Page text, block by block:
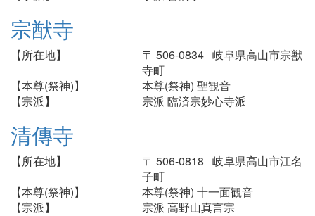
宗猷寺
【所在地】
〒 506-0834 岐阜県高山市宗獣
寺町
【本尊(祭神)】
本尊(祭神) 聖観音
【宗派】
宗派 臨済宗妙心寺派
清傳寺
【所在地】
〒 506-0818 岐阜県高山市江名
子町
【本尊(祭神)】
本尊(祭神) 十一面観音
【宗派】
宗派 高野山真言宗